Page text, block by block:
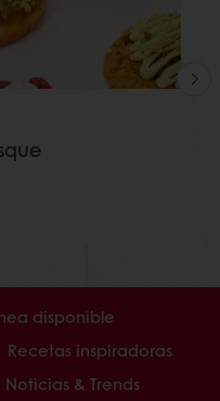
disponible
Recetas inspiradoras
Noticias & Trends